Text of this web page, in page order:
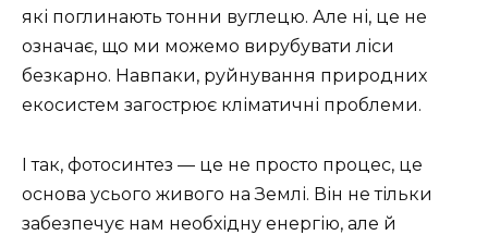
які поглинають тонни вуглецю. Але ні, це не
означає, що ми можемо вирубувати ліси
безкарно. Навпаки, руйнування природних
екосистем загострює кліматичні проблеми.
І так, фотосинтез — це не просто процес, це
основа усього живого на Землі. Він не тільки
забезпечує нам необхідну енергію, але й